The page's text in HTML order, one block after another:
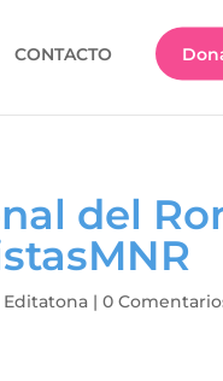
CONTACTO
del
Editatona | 0